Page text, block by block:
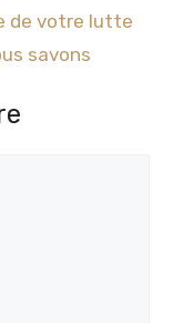
de votre lutte
savons